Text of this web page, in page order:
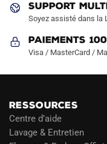
SUPPORT
Soyez assisté dans la
Paiements
Visa / MasterCard /
RESSOURCES
Centre d’aide
Lavage & Entretien